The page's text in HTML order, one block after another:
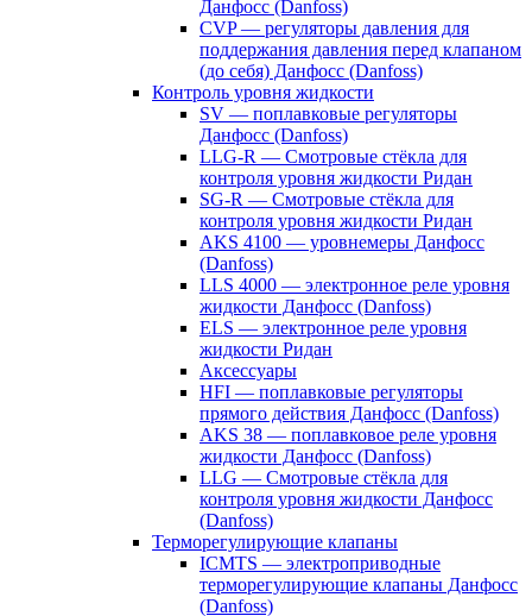
Данфосс (Danfoss)
CVP — регуляторы давления для
поддержания давления перед клапаном
(до себя) Данфосс (Danfoss)
Контроль уровня жидкости
SV — поплавковые регуляторы
Данфосс (Danfoss)
LLG-R — Смотровые стёкла для
контроля уровня жидкости Ридан
SG-R — Смотровые стёкла для
контроля уровня жидкости Ридан
AKS 4100 — уровнемеры Данфосс
(Danfoss)
LLS 4000 — электронное реле уровня
жидкости Данфосс (Danfoss)
ELS — электронное реле уровня
жидкости Ридан
Аксессуары
HFI — поплавковые регуляторы
прямого действия Данфосс (Danfoss)
AKS 38 — поплавковое реле уровня
жидкости Данфосс (Danfoss)
LLG — Смотровые стёкла для
контроля уровня жидкости Данфосс
(Danfoss)
Терморегулирующие клапаны
ICMTS — электроприводные
терморегулирующие клапаны Данфосс
(Danfoss)